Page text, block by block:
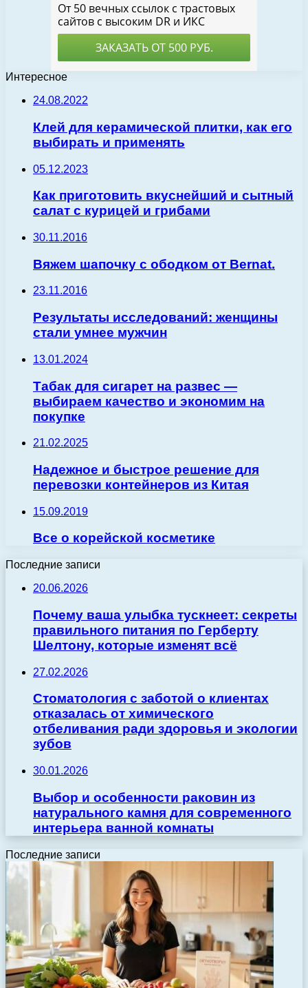
Интересное
24.08.2022
Клей для керамической плитки, как его
выбирать и применять
05.12.2023
Как приготовить вкуснейший и сытный
салат с курицей и грибами
30.11.2016
Вяжем шапочку с ободком от Bernat.
23.11.2016
Результаты исследований: женщины
стали умнее мужчин
13.01.2024
Табак для сигарет на развес —
выбираем качество и экономим на
покупке
21.02.2025
Надежное и быстрое решение для
перевозки контейнеров из Китая
15.09.2019
Все о корейской косметике
Последние записи
20.06.2026
Почему ваша улыбка тускнеет: секреты
правильного питания по Герберту
Шелтону, которые изменят всё
27.02.2026
Стоматология с заботой о клиентах
отказалась от химического
отбеливания ради здоровья и экологии
зубов
30.01.2026
Выбор и особенности раковин из
натурального камня для современного
интерьера ванной комнаты
Последние записи